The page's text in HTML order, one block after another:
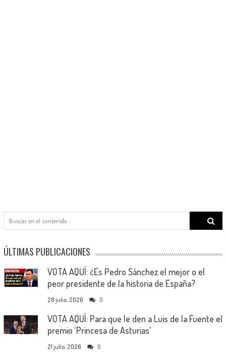
Search
for:
ÚLTIMAS PUBLICACIONES
VOTA AQUÍ: ¿Es Pedro Sánchez el mejor o el
peor presidente de la historia de España?
28 julio, 2026 0
VOTA AQUÍ: Para que le den a Luis de la Fuente el
premio ‘Princesa de Asturias’
21 julio, 2026 0